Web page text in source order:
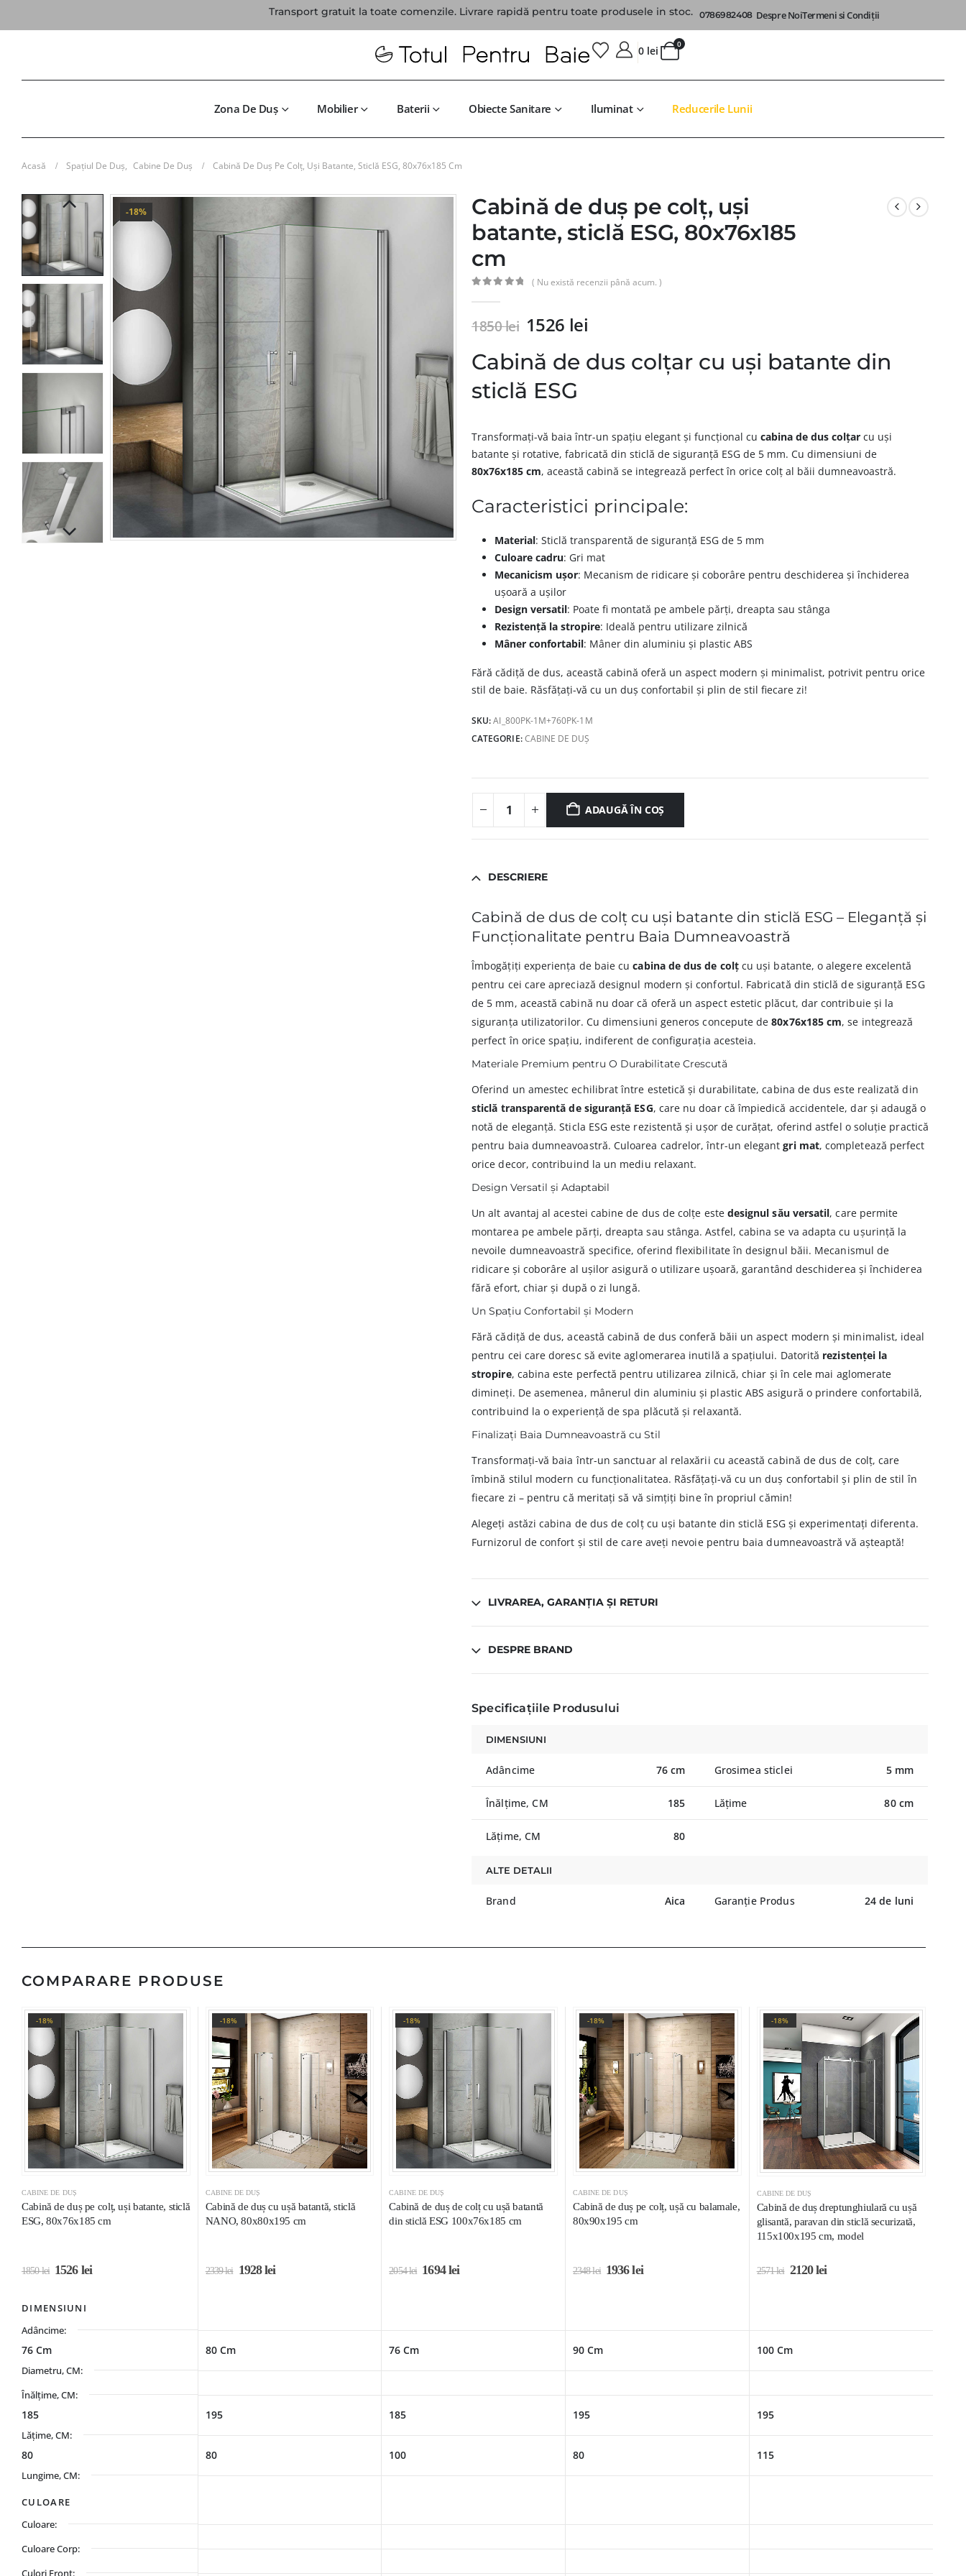
Transport gratuit la toate comenzile. Livrare rapidă pentru toate produsele in stoc. 0786982408 Despre NoiTermeni si Condiții
0
0 lei
Zona De Duș Mobilier Baterii Obiecte Sanitare Iluminat Reducerile Lunii
Acasă Spațiul De Duș, Cabine De Duș Cabină De Duș Pe Colț, Uși Batante, Sticlă ESG, 80x76x185 Cm
-18%
Cabină de duș pe colț, uși
batante, sticlă ESG, 80x76x185
cm
( Nu există recenzii până acum. )
1850lei 1526 lei
Cabină de dus colțar cu uși batante din
sticlă ESG
Transformați-vă baia într-un spațiu elegant și funcțional cucabina de dus colțar cu uși
batante și rotative, fabricată din sticlă de siguranță ESG de 5 mm. Cu dimensiuni de
80x76x185 cm, această cabină se integrează perfect în orice colț al băii dumneavoastră.
Caracteristici principale:
Material: Sticlă transparentă de siguranță ESG de 5 mm
Culoare cadru: Gri mat
Mecanicism ușor: Mecanism de ridicare și coborâre pentru deschiderea și închiderea
ușoară a ușilor
Design versatil: Poate fi montată pe ambele părți, dreapta sau stânga
Rezistență la stropire: Ideală pentru utilizare zilnică
Mâner confortabil: Mâner din aluminiu și plastic ABS
Fără cădiță de dus, această cabină oferă un aspect modern și minimalist, potrivit pentru orice
stil de baie. Răsfățați-vă cu un duș confortabil și plin de stil fiecare zi!
SKU:AI_800PK-1M+760PK-1M
CATEGORIE:CABINE DE DUȘ
ADAUGĂ ÎN COȘ
DESCRIERE
Cabină de dus de colț cu uși batante din sticlă ESG – Eleganță și
Funcționalitate pentru Baia Dumneavoastră
Îmbogățiți experiența de baie cucabina de dus de colțcu uși batante, o alegere excelentă
pentru cei care apreciază designul modern și confortul. Fabricată din sticlă de siguranță ESG
de 5 mm, această cabină nu doar că oferă un aspect estetic plăcut, dar contribuie și la
siguranța utilizatorilor. Cu dimensiuni generos concepute de80x76x185 cm, se integrează
perfect în orice spațiu, indiferent de configurația acesteia.
Materiale Premium pentru O Durabilitate Crescută
Oferind un amestec echilibrat între estetică și durabilitate, cabina de dus este realizată din
sticlă transparentă de siguranță ESG, care nu doar că împiedică accidentele, dar și adaugă o
notă de eleganță. Sticla ESG este rezistentă și ușor de curățat, oferind astfel o soluție practică
pentru baia dumneavoastră. Culoarea cadrelor, într-un elegantgri mat, completează perfect
orice decor, contribuind la un mediu relaxant.
Design Versatil și Adaptabil
Un alt avantaj al acestei cabine de dus de colțe este designul său versatil, care permite
montarea pe ambele părți, dreapta sau stânga. Astfel, cabina se va adapta cu ușurință la
nevoile dumneavoastră specifice, oferind flexibilitate în designul băii. Mecanismul de
ridicare și coborâre al ușilor asigură o utilizare ușoară, garantând deschiderea și închiderea
fără efort, chiar și după o zi lungă.
Un Spațiu Confortabil și Modern
Fără cădiță de dus, această cabină de dus conferă băii un aspect modern și minimalist, ideal
pentru cei care doresc să evite aglomerarea inutilă a spațiului. Datorită rezistenței la
stropire, cabina este perfectă pentru utilizarea zilnică, chiar și în cele mai aglomerate
dimineți. De asemenea, mânerul din aluminiu și plastic ABS asigură o prindere confortabilă,
contribuind la o experiență de spa plăcută și relaxantă.
Finalizați Baia Dumneavoastră cu Stil
Transformați-vă baia într-un sanctuar al relaxării cu această cabină de dus de colț, care
îmbină stilul modern cu funcționalitatea. Răsfățați-vă cu un duș confortabil și plin de stil în
fiecare zi – pentru că meritați să vă simțiți bine în propriul cămin!
Alegeți astăzi cabina de dus de colț cu uși batante din sticlă ESG și experimentați diferenta.
Furnizorul de confort și stil de care aveți nevoie pentru baia dumneavoastră vă așteaptă!
LIVRAREA, GARANȚIA ȘI RETURI
DESPRE BRAND
Specificațiile Produsului
DIMENSIUNI
Adâncime 76 cm Grosimea sticlei 5 mm
Înălțime, CM 185 Lățime 80 cm
Lățime, CM 80
ALTE DETALII
Brand Aica Garanție Produs 24 de luni
COMPARARE PRODUSE
-18%
CABINE DE DUȘ
Cabină de duș pe colț, uși batante, sticlă
ESG, 80x76x185 cm
1850lei 1526 lei
-18%
CABINE DE DUȘ
Cabină de duș cu ușă batantă, sticlă
NANO, 80x80x195 cm
2339lei 1928lei
-18%
CABINE DE DUȘ
Cabină de duș de colț cu ușă batantă
din sticlă ESG 100x76x185 cm
2054lei 1694lei
-18%
CABINE DE DUȘ
Cabină de duș pe colț, ușă cu balamale,
80x90x195 cm
2348lei 1936lei
-18%
CABINE DE DUȘ
Cabină de duș dreptunghiulară cu ușă
glisantă, paravan din sticlă securizată,
115x100x195 cm, model
2571lei 2120lei
DIMENSIUNI
Adâncime:
76 Cm 80 Cm 76 Cm 90 Cm 100 Cm
Diametru, CM:
Înălțime, CM:
185 195 185 195 195
Lățime, CM:
80 80 100 80 115
Lungime, CM:
CULOARE
Culoare:
Culoare Corp:
Culori Front: